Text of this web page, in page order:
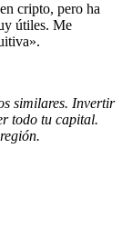
cripto, pero ha
útiles. Me
similares. Invertir
todo tu capital.